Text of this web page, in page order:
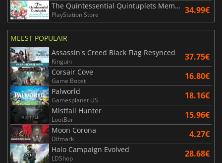
The Quintessential Quintuplets Memories of a Quintessential Summer
PlayStation Store 34.99€
MEEST POPULAIR
Assassin's Creed Black Flag Resynced
Kinguin 37.75€
Corsair Cove
Game Boost 16.80€
Palworld
Gamesplanet US 18.16€
Mistfall Hunter
LootBar 15.96€
Moon Corona
Difmark 4.27€
Halo Campaign Evolved
LDShop 28.68€